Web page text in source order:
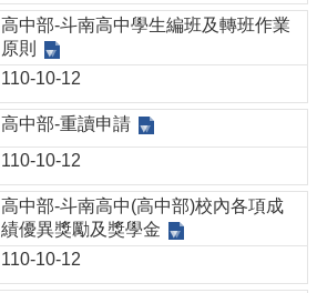
高中部-斗南高中學生編班及轉班作業
原則
110-10-12
高中部-重讀申請
110-10-12
高中部-斗南高中(高中部)校內各項成
績優異獎勵及獎學金
110-10-12